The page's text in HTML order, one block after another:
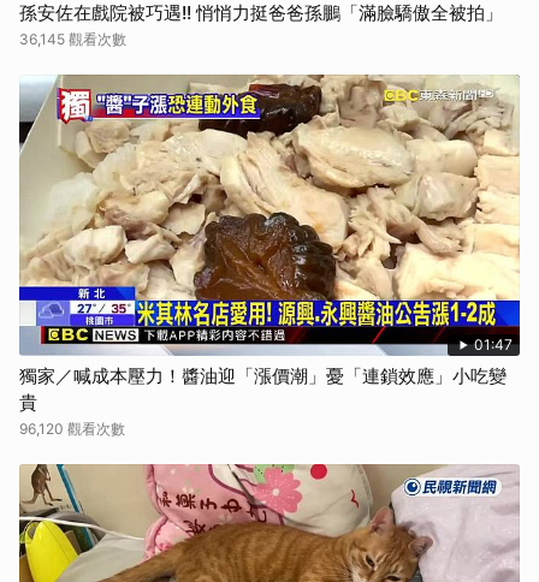
孫安佐在戲院被巧遇!! 悄悄力挺爸爸孫鵬「滿臉驕傲全被拍」
36,145 觀看次數
01:47
獨家／喊成本壓力！醬油迎「漲價潮」憂「連鎖效應」小吃變
貴
96,120 觀看次數